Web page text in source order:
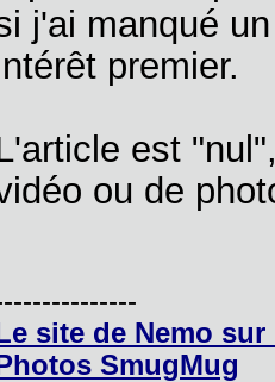
j'ai manqué
premier.
est
ou de
site de Nemo sur
SmugMug